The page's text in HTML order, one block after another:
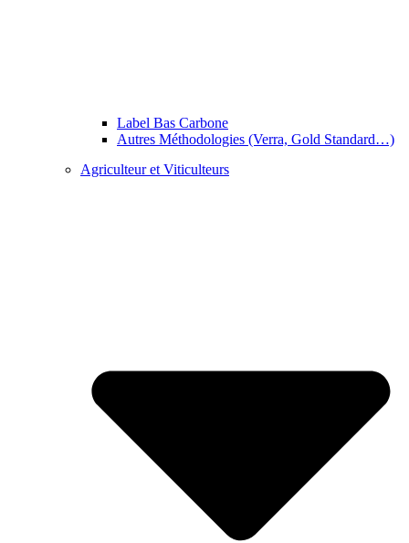
Label Bas Carbone
Autres Méthodologies (Verra, Gold Standard…)
Agriculteur et Viticulteurs